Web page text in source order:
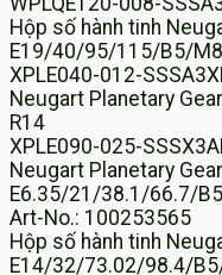
Hộp số hành tinh
E19/40/95/115/B5/M8
XPLE040-012-
Neugart Planetary
R14
XPLE090-025-
Neugart Planetary
E6.35/21/38.1/66.7/
Art-No.: 100253565
Hộp số hành tinh
E14/32/73.02/98.4/